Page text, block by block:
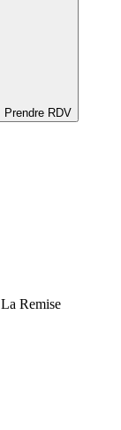
Prendre RDV
La Remise